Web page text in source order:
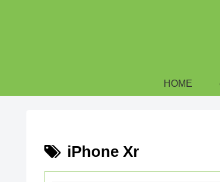
HOME
iPhone Xr